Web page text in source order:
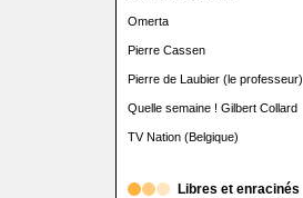
Omerta
Pierre Cassen
Pierre de Laubier (le professeur)
Quelle semaine ! Gilbert Collard
TV Nation (Belgique)
Libres et enracinés